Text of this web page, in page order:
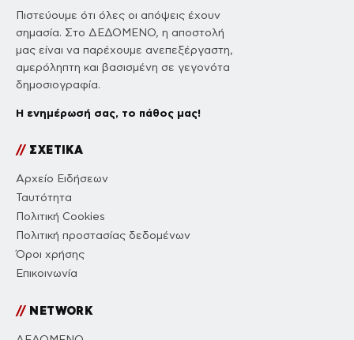
Πιστεύουμε ότι όλες οι απόψεις έχουν
σημασία. Στο ΔΕΔΟΜΕΝΟ, η αποστολή
μας είναι να παρέχουμε ανεπεξέργαστη,
αμερόληπτη και βασισμένη σε γεγονότα
δημοσιογραφία.
Η ενημέρωσή σας, το πάθος μας!
//ΣΧΕΤΙΚΑ
Αρχείο Ειδήσεων
Ταυτότητα
Πολιτική Cookies
Πολιτική προστασίας δεδομένων
Όροι χρήσης
Επικοινωνία
//NETWORK